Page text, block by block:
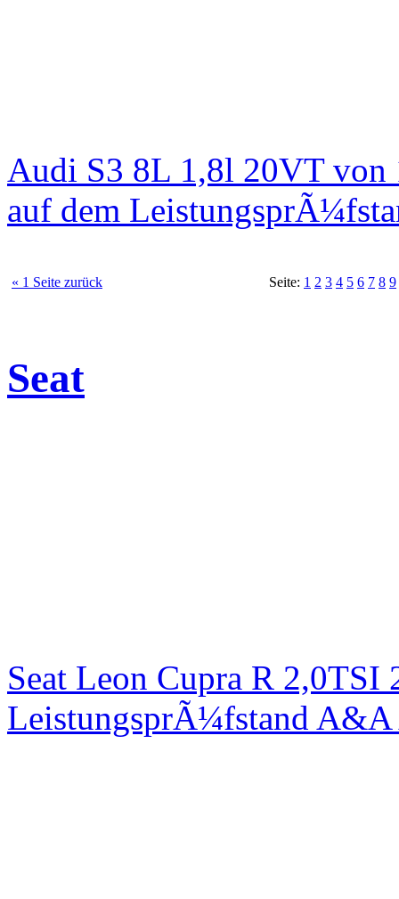
Audi S3 8L 1,8l 20VT von
auf dem
« 1 Seite zurück Seite: 1 2 3 4 5 6 7 8 9
Seat
Seat Leon Cupra R
LeistungsprÃ¼fstand